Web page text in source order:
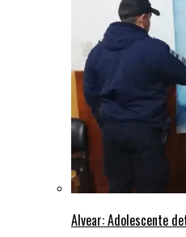
Alvear: Adolescente